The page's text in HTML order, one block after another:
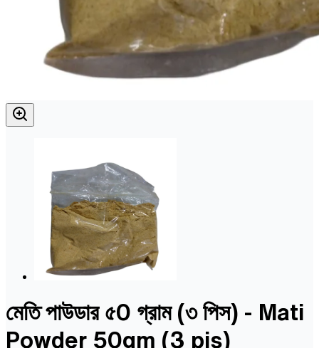
মেতি পাউডার ৫0 গ্রাম (৩ পিস) - Mati
Powder 50gm (3 pis)